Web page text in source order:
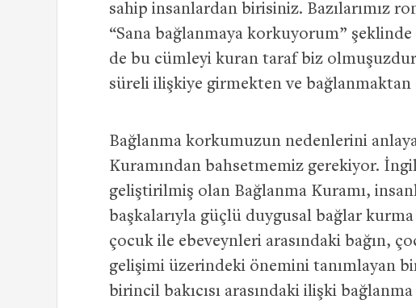
sahip insanlardan birisiniz. Bazılarımız
“Sana bağlanmaya korkuyorum”
de bu cümleyi kuran taraf biz
süreli ilişkiye girmekten ve
Bağlanma korkumuzun nedenlerini
Kuramından bahsetmemiz gerekiyor.
geliştirilmiş olan Bağlanma Kuramı,
başkalarıyla güçlü duygusal bağlar
çocuk ile ebeveynleri arasındaki bağın,
gelişimi üzerindeki önemini tanımlayan
birincil bakıcısı arasındaki ilişki